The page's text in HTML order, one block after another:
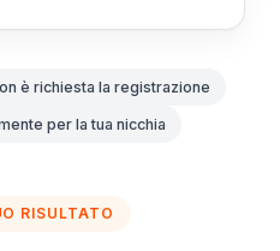
è richiesta la registrazione
per la tua nicchia
RISULTATO